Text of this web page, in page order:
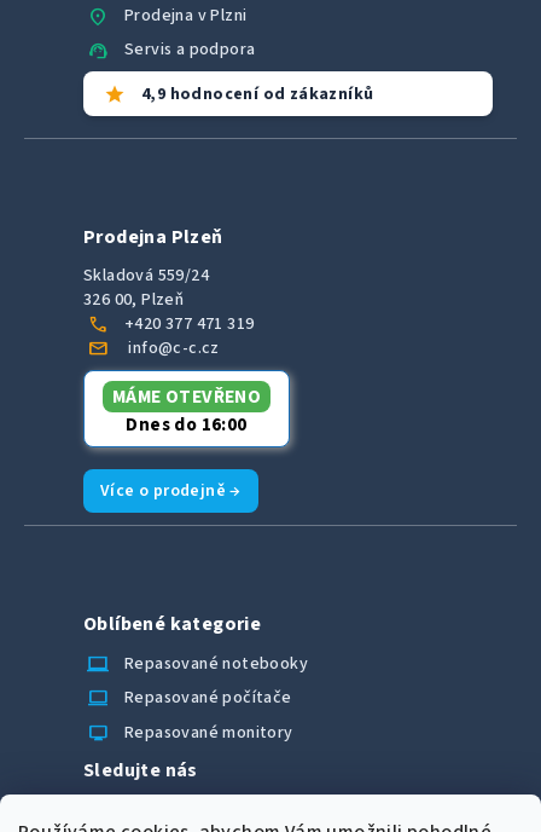
location_on Prodejna v Plzni
support_agent Servis a podpora
star 4,9 hodnocení od zákazníků
Prodejna Plzeň
Skladová 559/24
326 00, Plzeň
call +420 377 471 319
mail info@c-c.cz
MÁME OTEVŘENO
Dnes do 16:00
Více o prodejně →
Oblíbené kategorie
laptop_chromebook
Repasované notebooky
computer Repasované počítače
monitor Repasované monitory
Sledujte nás